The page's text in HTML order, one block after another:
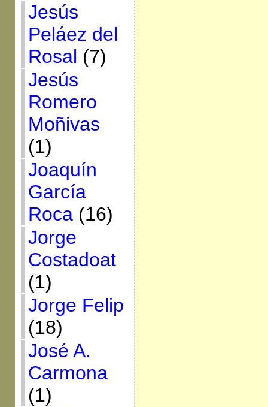
Jesús
Peláez del
Rosal (7)
Jesús
Romero
Moñivas
(1)
Joaquín
García
Roca(16)
Jorge
Costadoat
(1)
Jorge Felip
(18)
José A.
Carmona
(1)